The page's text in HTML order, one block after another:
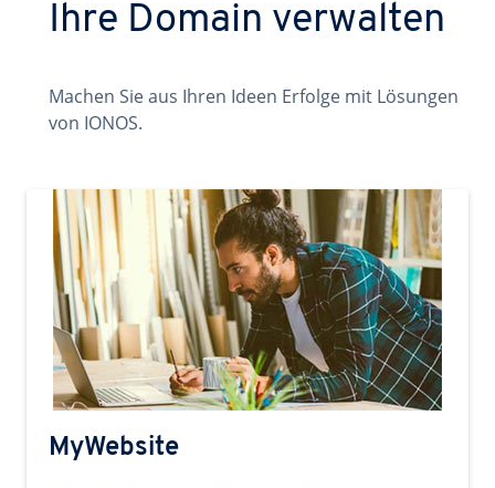
Ihre Domain verwalten
Machen Sie aus Ihren Ideen Erfolge mit Lösungen
von IONOS.
MyWebsite